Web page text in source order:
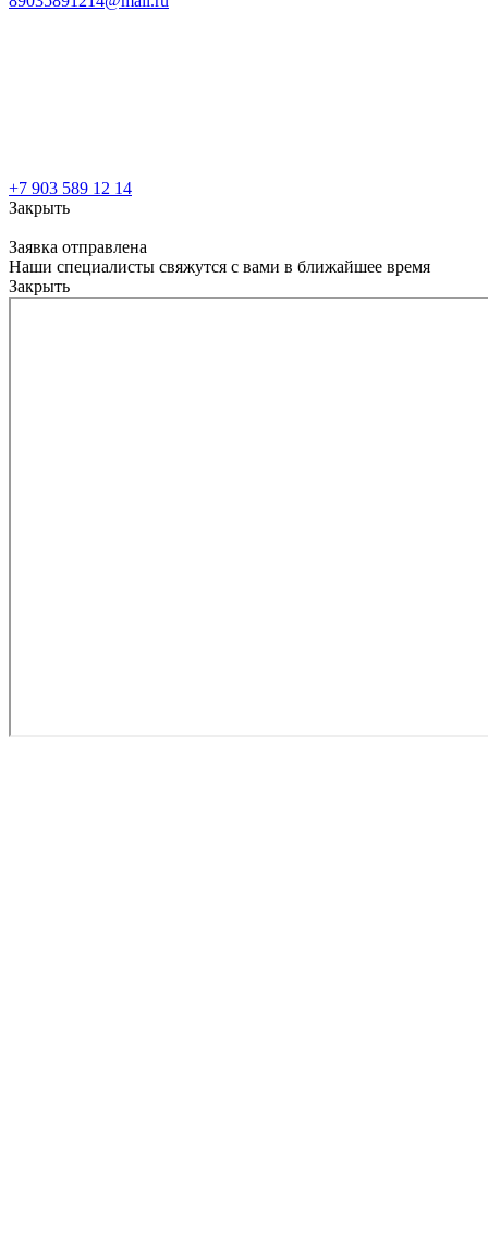
+7 903 589 12 14
Закрыть
Заявка отправлена
Наши специалисты свяжутся с вами в ближайшее время
Закрыть